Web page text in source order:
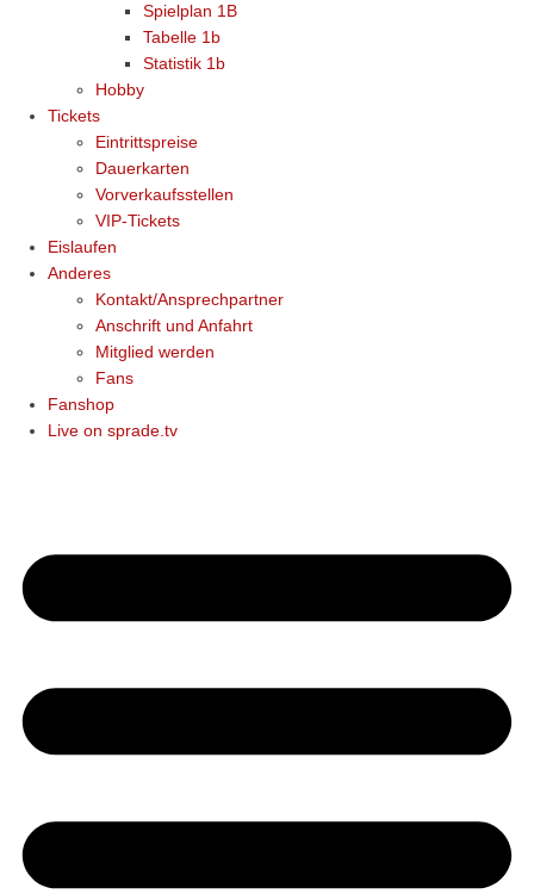
Spielplan 1B
Tabelle 1b
Statistik 1b
Hobby
Tickets
Eintrittspreise
Dauerkarten
Vorverkaufsstellen
VIP-Tickets
Eislaufen
Anderes
Kontakt/Ansprechpartner
Anschrift und Anfahrt
Mitglied werden
Fans
Fanshop
Live on sprade.tv